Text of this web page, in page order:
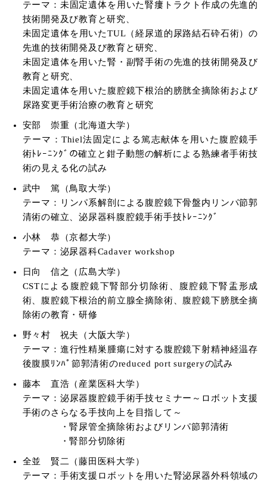
テーマ：未固定遺体を用いた腎瘻トラクト作成の先進的
技術開発及び教育と研究、
未固定遺体を用いたTUL（経尿道的尿路結石砕石術）の
先進的技術開発及び教育と研究、
未固定遺体を用いた腎・副腎手術の先進的技術開発及び
教育と研究、
未固定遺体を用いた腹腔鏡下根治的膀胱全摘除術および
尿路変更手術治療の教育と研究
安部 崇重（北海道大学）
テーマ：Thiel法固定による篤志献体を用いた腹腔鏡手
術ﾄﾚｰﾆﾝｸﾞの確立と鉗子動態の解析による熟練者手術技
術の見える化の試み
武中 篤（鳥取大学）
テーマ：リンパ系解剖による腹腔鏡下骨盤内リンパ節郭
清術の確立、泌尿器科腹腔鏡手術手技ﾄﾚｰﾆﾝｸﾞ
小林 恭（京都大学）
テーマ：泌尿器科Cadaver workshop
日向 信之（広島大学）
CSTによる腹腔鏡下腎部分切除術、腹腔鏡下腎盂形成
術、腹腔鏡下根治的前立腺全摘除術、腹腔鏡下膀胱全摘
除術の教育・研修
野々村 祝夫（大阪大学）
テーマ：進行性精巣腫瘍に対する腹腔鏡下射精神経温存
後腹膜ﾘﾝﾊﾟ節郭清術のreduced port surgeryの試み
藤本 直浩（産業医科大学）
テーマ：泌尿器腹腔鏡手術手技セミナー～ロボット支援
手術のさらなる手技向上を目指して～
・腎尿管全摘除術およびリンパ節郭清術
・腎部分切除術
全並 賢二（藤田医科大学）
テーマ：手術支援ロボットを用いた腎泌尿器外科領域の